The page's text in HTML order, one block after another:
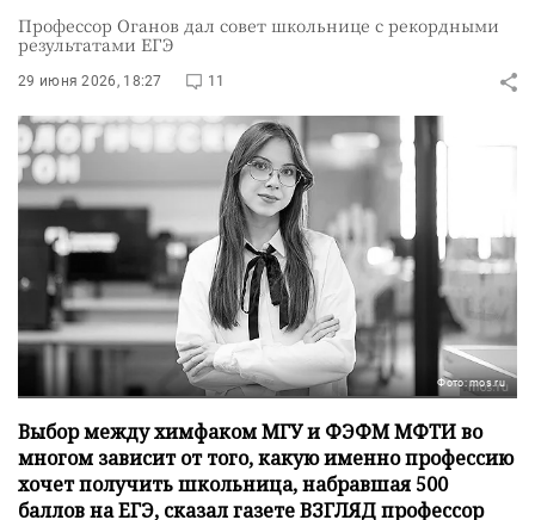
Профессор Оганов дал совет школьнице с рекордными
результатами ЕГЭ
29 июня 2026, 18:27 11
Фото: mos.ru
Выбор между химфаком МГУ и ФЭФМ МФТИ во
многом зависит от того, какую именно профессию
хочет получить школьница, набравшая 500
баллов на ЕГЭ, сказал газете ВЗГЛЯД профессор